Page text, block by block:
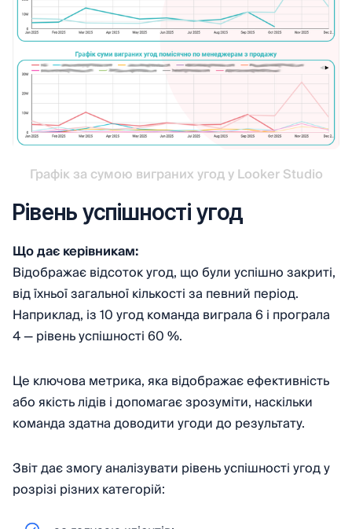
Графік за сумою виграних угод у Looker Studio
Рівень успішності угод
Що дає керівникам:
Відображає відсоток угод, що були успішно закриті,
від їхньої загальної кількості за певний період.
Наприклад, із 10 угод команда виграла 6 і програла
4 — рівень успішності 60 %.
Це ключова метрика, яка відображає ефективність
або якість лідів і допомагає зрозуміти, наскільки
команда здатна доводити угоди до результату.
Звіт дає змогу аналізувати рівень успішності угод у
розрізі різних категорій: